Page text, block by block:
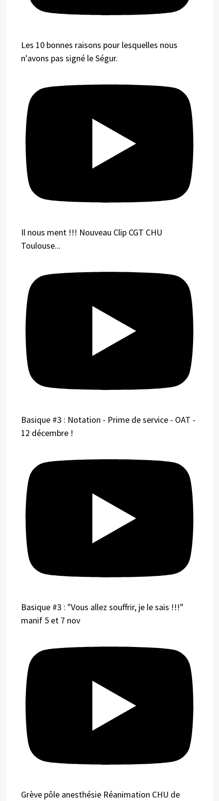
Les 10 bonnes raisons pour lesquelles nous
n'avons pas signé le Ségur.
Il nous ment !!! Nouveau Clip CGT CHU
Toulouse...
Basique #3 : Notation - Prime de service - OAT -
12 décembre !
Basique #3 : "Vous allez souffrir, je le sais !!!"
manif 5 et 7 nov
Grève pôle anesthésie Réanimation CHU de